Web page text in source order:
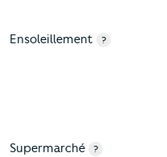
Ensoleillement ?
Supermarché ?